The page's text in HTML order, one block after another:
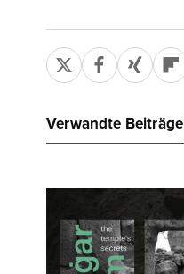
Verwandte Beiträge